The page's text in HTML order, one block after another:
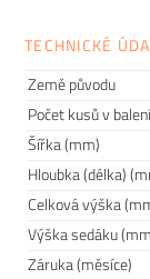
svému
prostor
CRASSEVIGse s
prvků stále
odvětví jako
odpovídá
oživen vášní
charakterizuje.
TECHNICKÉ
Země původu
Počet kusů v balení
Šířka (mm)
Hloubka (délka)
Celková výška
Výška sedáku
Záruka (měsíce)